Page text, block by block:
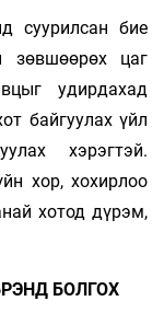
суурил­сан бие
зөвшөөрөх цаг
удирдахад
байгуулах үйл
хэрэгтэй.
хор, хохирлоо
хотод дүрэм,
БОЛГОХ